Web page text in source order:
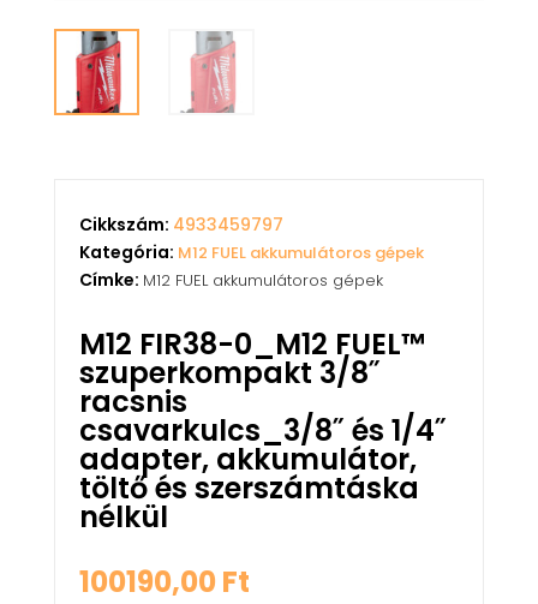
Cikkszám: 4933459797
Kategória: M12 FUEL akkumulátoros gépek
Címke: M12 FUEL akkumulátoros gépek
M12 FIR38-0_M12 FUEL™
szuperkompakt 3/8˝
racsnis
csavarkulcs_3/8˝ és 1/4˝
adapter, akkumulátor,
töltő és szerszámtáska
nélkül
100190,00Ft